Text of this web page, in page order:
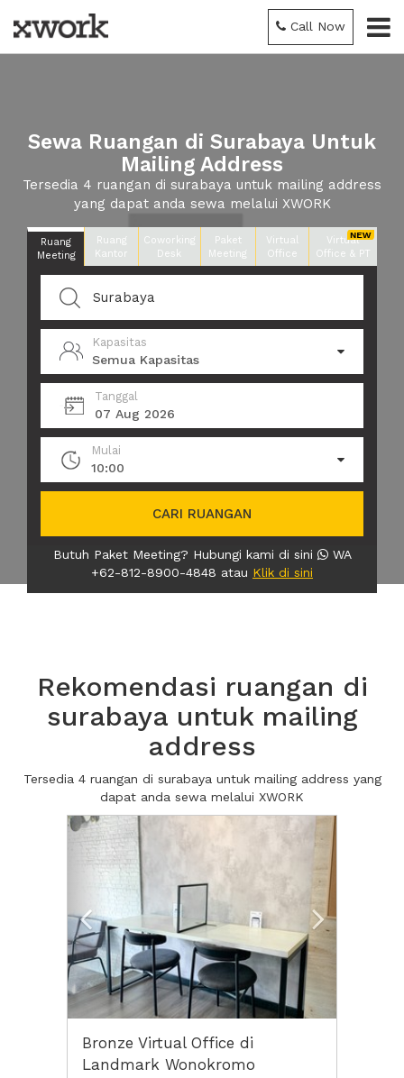
Call Now
Sewa Ruangan di Surabaya Untuk
Mailing Address
Tersedia 4 ruangan di surabaya untuk mailing address
yang dapat anda sewa melalui XWORK
Ruang
Meeting
Ruang
Kantor
Coworking
Desk
Paket
Meeting
Virtual
Office
Virtual
Office & PT
Kapasitas
Semua Kapasitas
Tanggal
07 Aug 2026
Mulai
10:00
CARI RUANGAN
Butuh Paket Meeting? Hubungi kami di sini
WA
+62-812-8900-4848 atau Klik di sini
Rekomendasi ruangan di
surabaya untuk mailing
address
Tersedia 4 ruangan di surabaya untuk mailing address yang
dapat anda sewa melalui XWORK
Previous Next2
Bronze Virtual Office di
Landmark Wonokromo